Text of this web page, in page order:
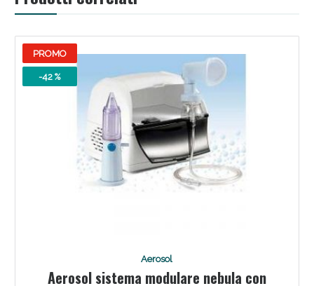
PROMO
-42 %
Aerosol
Aerosol sistema modulare nebula con